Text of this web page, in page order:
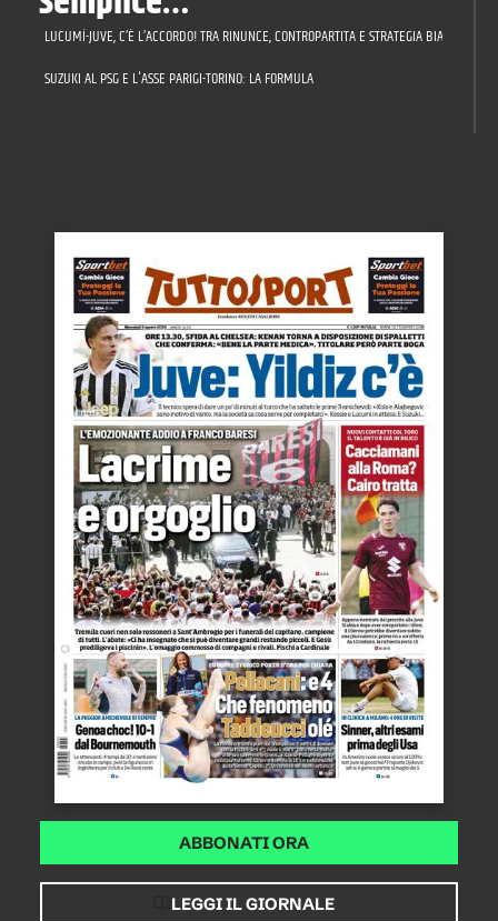
LUCUMÍ-JUVE, C’È L’ACCORDO! TRA RINUNCE, CONTROPARTITA E STRATEGIA
SUZUKI AL PSG E L'ASSE PARIGI-TORINO: LA FORMULA
ABBONATI ORA
LEGGI IL GIORNALE